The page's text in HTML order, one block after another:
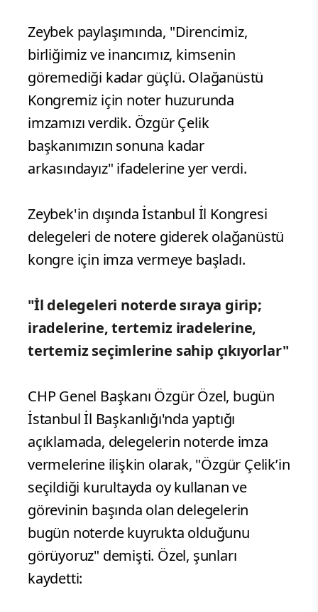
Zeybek paylaşımında, "Direncimiz,
birliğimiz ve inancımız, kimsenin
göremediği kadar güçlü. Olağanüstü
Kongremiz için noter huzurunda
imzamızı verdik. Özgür Çelik
başkanımızın sonuna kadar
arkasındayız" ifadelerine yer verdi.
Zeybek'in dışında İstanbul İl Kongresi
delegeleri de notere giderek olağanüstü
kongre için imza vermeye başladı.
"İl delegeleri noterde sıraya girip;
iradelerine, tertemiz iradelerine,
tertemiz seçimlerine sahip çıkıyorlar"
CHP Genel Başkanı Özgür Özel, bugün
İstanbul İl Başkanlığı'nda yaptığı
açıklamada, delegelerin noterde imza
vermelerine ilişkin olarak, "Özgür Çelik’in
seçildiği kurultayda oy kullanan ve
görevinin başında olan delegelerin
bugün noterde kuyrukta olduğunu
görüyoruz" demişti. Özel, şunları
kaydetti: